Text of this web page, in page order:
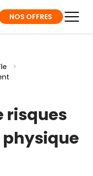
NOS OFFRES
>
risques
physique